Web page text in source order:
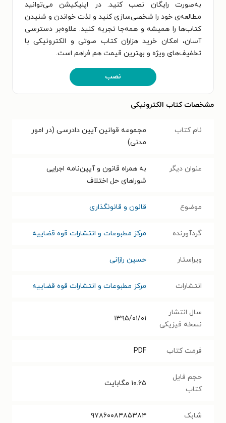
به‌صورت رایگان نصب کنید. در اپلیکیشن می‌توانید
مطالعه‌ی خود را شخصی‌سازی کنید و لذت خواندن و شنیدن
کتاب‌ها را همیشه و همه‌جا تجربه کنید. علاوه‌بر دسترسی
آسان، امکان خرید هزاران کتاب صوتی و الکترونیکی با
تخفیف‌های ویژه و بهترین قیمت هم فراهم است.
نصب
مشخصات کتاب الکترونیکی
نام کتاب
مجموعه قوانین آیین دادرسی (در امور
مدنی)
عنوان دیگر
به همراه قانون و آیین‌نامه اجرایی
شوراهای حل اختلاف
موضوع قانون و قانونگذاری
گردآورنده مرکز مطبوعات و انتشارات قوه قضاییه
ویراستار حسین رازانی
انتشارات مرکز مطبوعات و انتشارات قوه قضاییه
سال انتشار
نسخه فیزیکی
۱۳۹۵/۰۱/۰۱
فرمت کتاب PDF
حجم فایل
کتاب
۱۰.۶۵ مگابایت
شابک ۹۷۸۶۰۰۸۴۸۵۳۸۴